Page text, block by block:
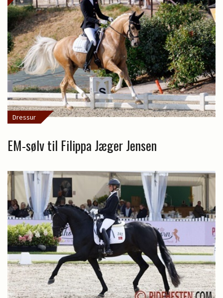
Dressur
EM-sølv til Filippa Jæger Jensen